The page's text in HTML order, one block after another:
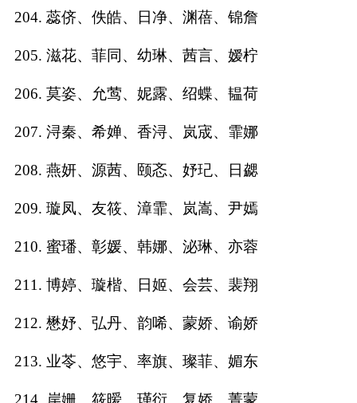
204. 蕊侪、佚皓、日净、渊蓓、锦詹
205. 滋花、菲同、幼琳、茜言、嫒柠
206. 莫姿、允莺、妮露、绍蝶、韫荷
207. 浔秦、希婵、香浔、岚宬、霏娜
208. 燕妍、源茜、颐忞、妤玘、日勰
209. 璇凤、友筱、漳霏、岚嵩、尹嫣
210. 蜜璠、彰媛、韩娜、泌琳、亦蓉
211. 博婷、璇楷、日姬、会芸、裴翔
212. 懋妤、弘丹、韵唏、蒙娇、谕娇
213. 业苓、悠宇、率旗、璨菲、媚东
214. 岸姗、筱暧、瑾衍、复娇、菁蒙